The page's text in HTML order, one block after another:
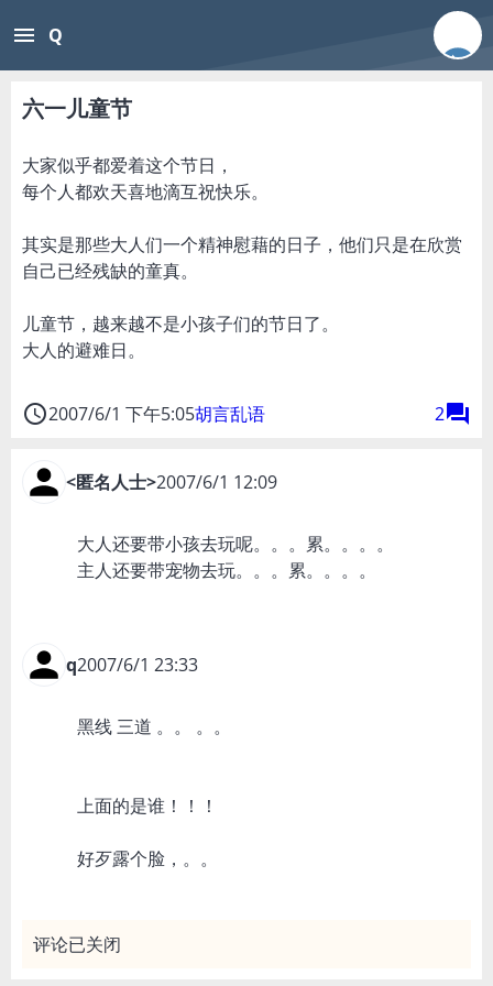
menu Q
六一儿童节
大家似乎都爱着这个节日，
每个人都欢天喜地滴互祝快乐。
其实是那些大人们一个精神慰藉的日子，他们只是在欣赏
自己已经残缺的童真。
儿童节，越来越不是小孩子们的节日了。
大人的避难日。
access_time2007/6/1 下午5:05胡言乱语 2forum
<匿名人士>2007/6/1 12:09
大人还要带小孩去玩呢。。。累。。。。
主人还要带宠物去玩。。。累。。。。
q2007/6/1 23:33
黑线 三道 。。 。。
上面的是谁！！！
好歹露个脸，。。
评论已关闭